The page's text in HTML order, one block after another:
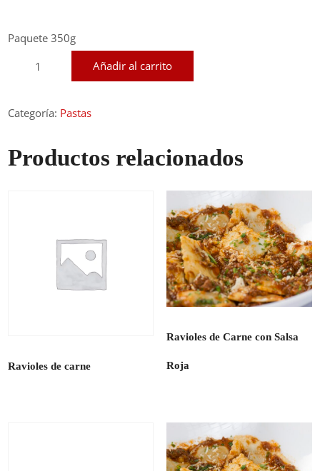
Paquete 350g
Añadir al carrito
Categoría: Pastas
Productos relacionados
Ravioles de carne
Ravioles de Carne con Salsa
Roja